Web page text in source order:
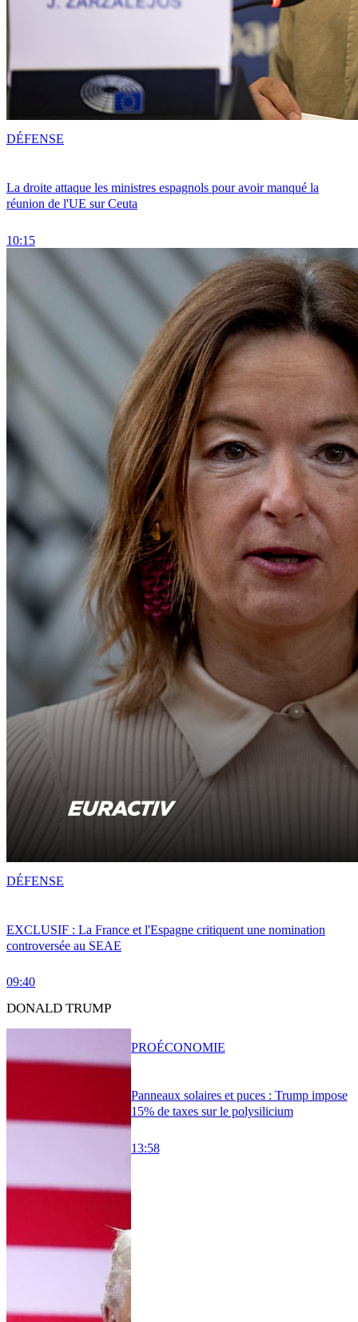
La droite attaque les ministres espagnols pour avoir manqué la
réunion de l'UE sur Ceuta
10:15
DÉFENSE
EXCLUSIF : La France et l'Espagne critiquent une nomination
controversée au SEAE
09:40
DÉFENSE
DONALD TRUMP
Panneaux solaires et puces : Trump impose
15% de taxes sur le polysilicium
13:58
PROÉCONOMIE